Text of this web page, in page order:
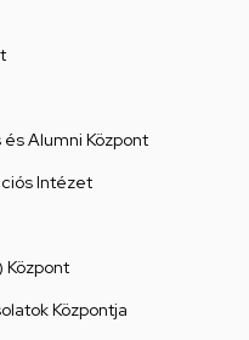
Alumni Központ
Intézet
Központ
Központja